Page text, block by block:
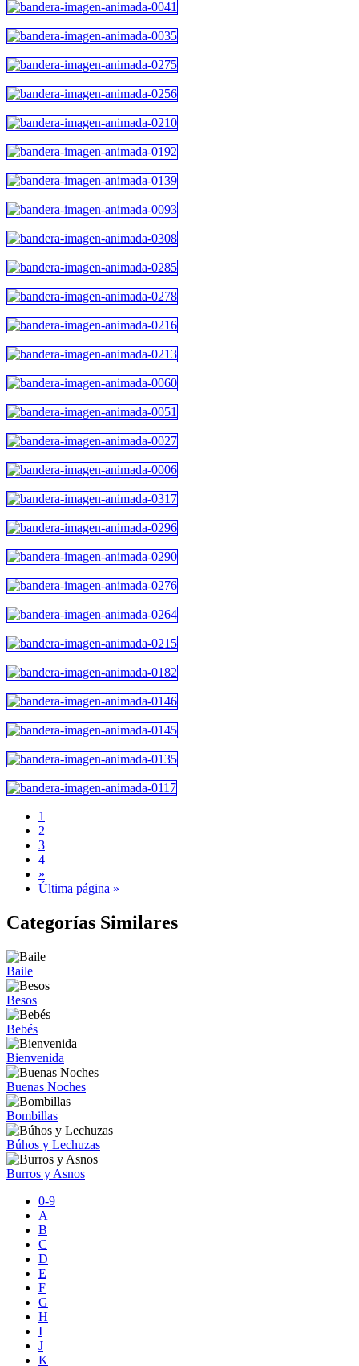
1
2
3
4
»
Última página »
Categorías Similares
Baile
Besos
Bebés
Bienvenida
Buenas Noches
Bombillas
Búhos y Lechuzas
Burros y Asnos
0-9
A
B
C
D
E
F
G
H
I
J
K